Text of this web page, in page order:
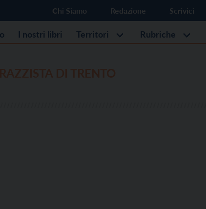
Chi Siamo Redazione Scrivici
I nostri libri Territori Rubriche